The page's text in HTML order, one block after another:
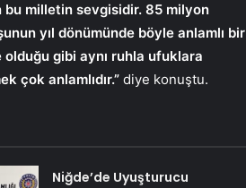
bu milletin sevgisidir. 85 milyon
yıl dönümünde böyle anlamlı bir
gibi aynı ruhla ufuklara
çok anlamlıdır.” diye konuştu.
Niğde’de Uyuşturucu